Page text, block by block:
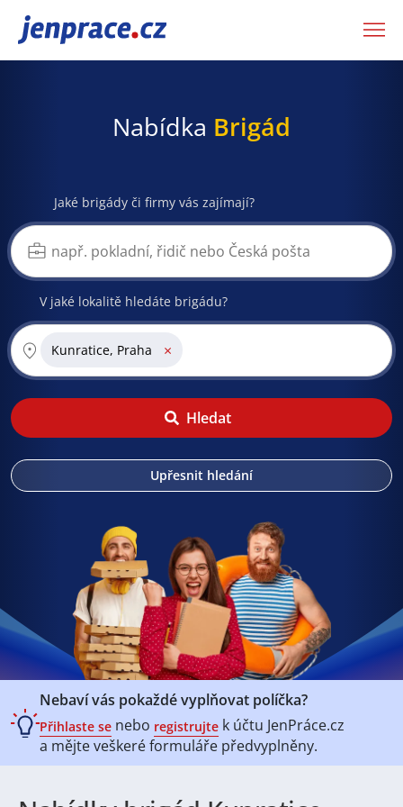
JenPráce.cz
Nabídka Brigád
Jaké brigády či firmy vás zajímají?
V jaké lokalitě hledáte brigádu?
Kunratice, Praha ×
Hledat
Upřesnit hledání
Nebaví vás pokaždé vyplňovat políčka?
Přihlaste se nebo registrujte k účtu JenPráce.cz
a mějte veškeréformuláře předvyplněny.